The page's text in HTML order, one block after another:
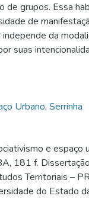
de grupos. Essa
de
da
suas
diversas de
eles
por influenciar na
com os sujeitos
interações sociais
inicialmente
suas
Urbano, Serrinha
e espaço
181 f.
Territoriais –
do Estado